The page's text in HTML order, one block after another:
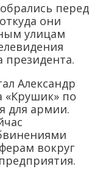
перед
они
улицам
президента.
Александр
«Крушик» по
для армии.
вокруг